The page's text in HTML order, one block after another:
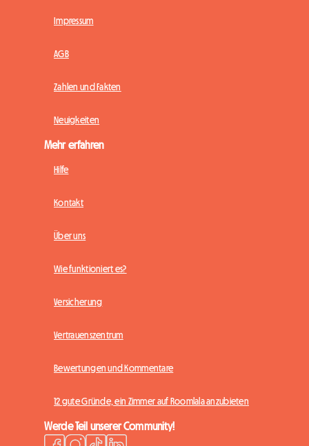
Impressum
AGB
Zahlen und Fakten
Neuigkeiten
Mehr erfahren
Hilfe
Kontakt
Über uns
Wie funktioniert es?
Versicherung
Vertrauenszentrum
Bewertungen und Kommentare
12 gute Gründe, ein Zimmer auf Roomlala anzubieten
Werde Teil unserer Community!